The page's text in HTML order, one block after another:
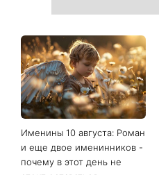
сыром дорблю: рецепт,
который покорил Instagram